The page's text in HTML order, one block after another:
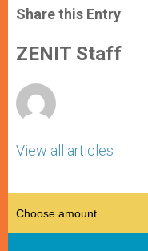
t
s
p
p
s
e
g
e
e
b
o
k
Share this Entry
ZENIT Staff
View all articles